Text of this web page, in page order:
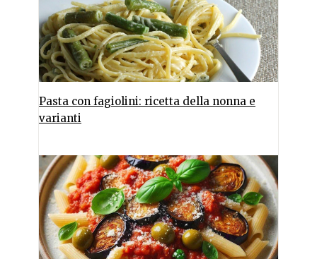
Pasta con fagiolini: ricetta della nonna e
varianti